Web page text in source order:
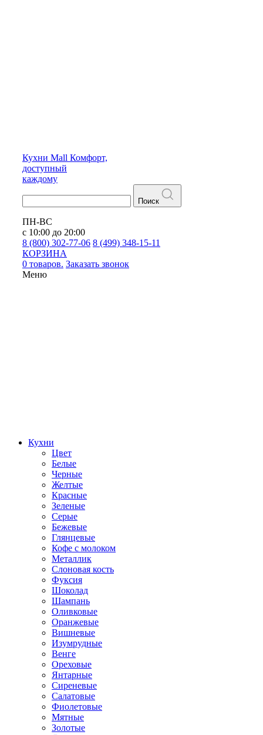
Кухни Mall Комфорт,
доступный
каждому
Поиск
ПН-ВС
с 10:00 до 20:00
8 (800) 302-77-06 8 (499) 348-15-11
КОРЗИНА
0 товаров. Заказать звонок
Меню
Кухни
Цвет
Белые
Черные
Желтые
Красные
Зеленые
Серые
Бежевые
Глянцевые
Кофе с молоком
Металлик
Слоновая кость
Фуксия
Шоколад
Шампань
Оливковые
Оранжевые
Вишневые
Изумрудные
Венге
Ореховые
Янтарные
Сиреневые
Салатовые
Фиолетовые
Мятные
Золотые